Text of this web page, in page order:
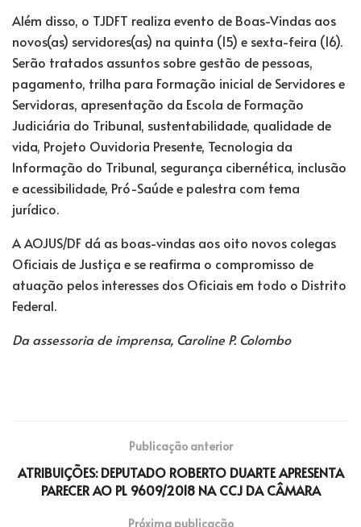
Além disso, o TJDFT realiza evento de Boas-Vindas aos
novos(as) servidores(as) na quinta (15) e sexta-feira (16).
Serão tratados assuntos sobre gestão de pessoas,
pagamento, trilha para Formação inicial de Servidores e
Servidoras, apresentação da Escola de Formação
Judiciária do Tribunal, sustentabilidade, qualidade de
vida, Projeto Ouvidoria Presente, Tecnologia da
Informação do Tribunal, segurança cibernética, inclusão
e acessibilidade, Pró-Saúde e palestra com tema
jurídico.
A AOJUS/DF dá as boas-vindas aos oito novos colegas
Oficiais de Justiça e se reafirma o compromisso de
atuação pelos interesses dos Oficiais em todo o Distrito
Federal.
Da assessoria de imprensa, Caroline P. Colombo
Publicação anterior
ATRIBUIÇÕES: DEPUTADO ROBERTO DUARTE APRESENTA
PARECER AO PL 9609/2018 NA CCJ DA CÂMARA
Próxima publicação